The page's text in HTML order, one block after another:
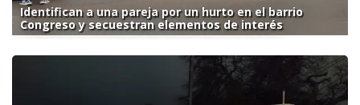
Identifican a una pareja por un hurto en el barrio
Congreso y secuestran elementos de interés